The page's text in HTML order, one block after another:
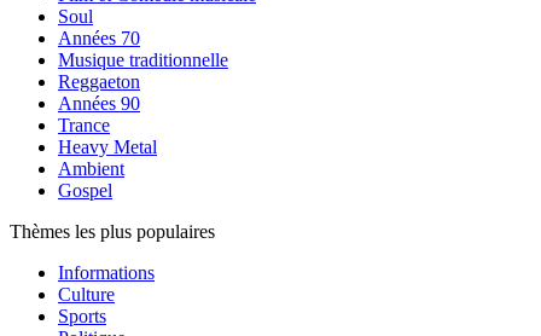
Soul
Années 70
Musique traditionnelle
Reggaeton
Années 90
Trance
Heavy Metal
Ambient
Gospel
Thèmes les plus populaires
Informations
Culture
Sports